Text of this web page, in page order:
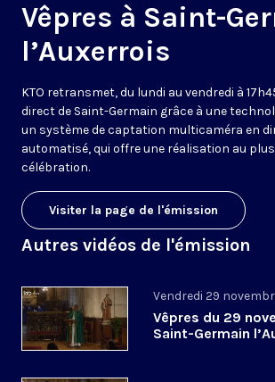
Vêpres à Saint-
l’Auxerrois
KTO retransmet, du lundi au vendredi à
direct de Saint-Germain grâce à une
un système de captation multicaméra en
automatisé, qui offre une réalisation au
célébration.
Visiter la page de l'émission
Autres vidéos de l'émission
Vendredi 29
Vêpres du 29
Saint-Germain